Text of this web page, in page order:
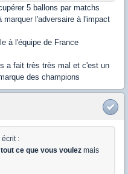
5 ballons par matchs
l'adversaire à l'impact
à l'équipe de France
a fait très très mal et c'est un
des champions
:
ce que vous voulez mais